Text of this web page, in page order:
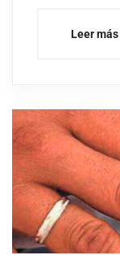
Leer más